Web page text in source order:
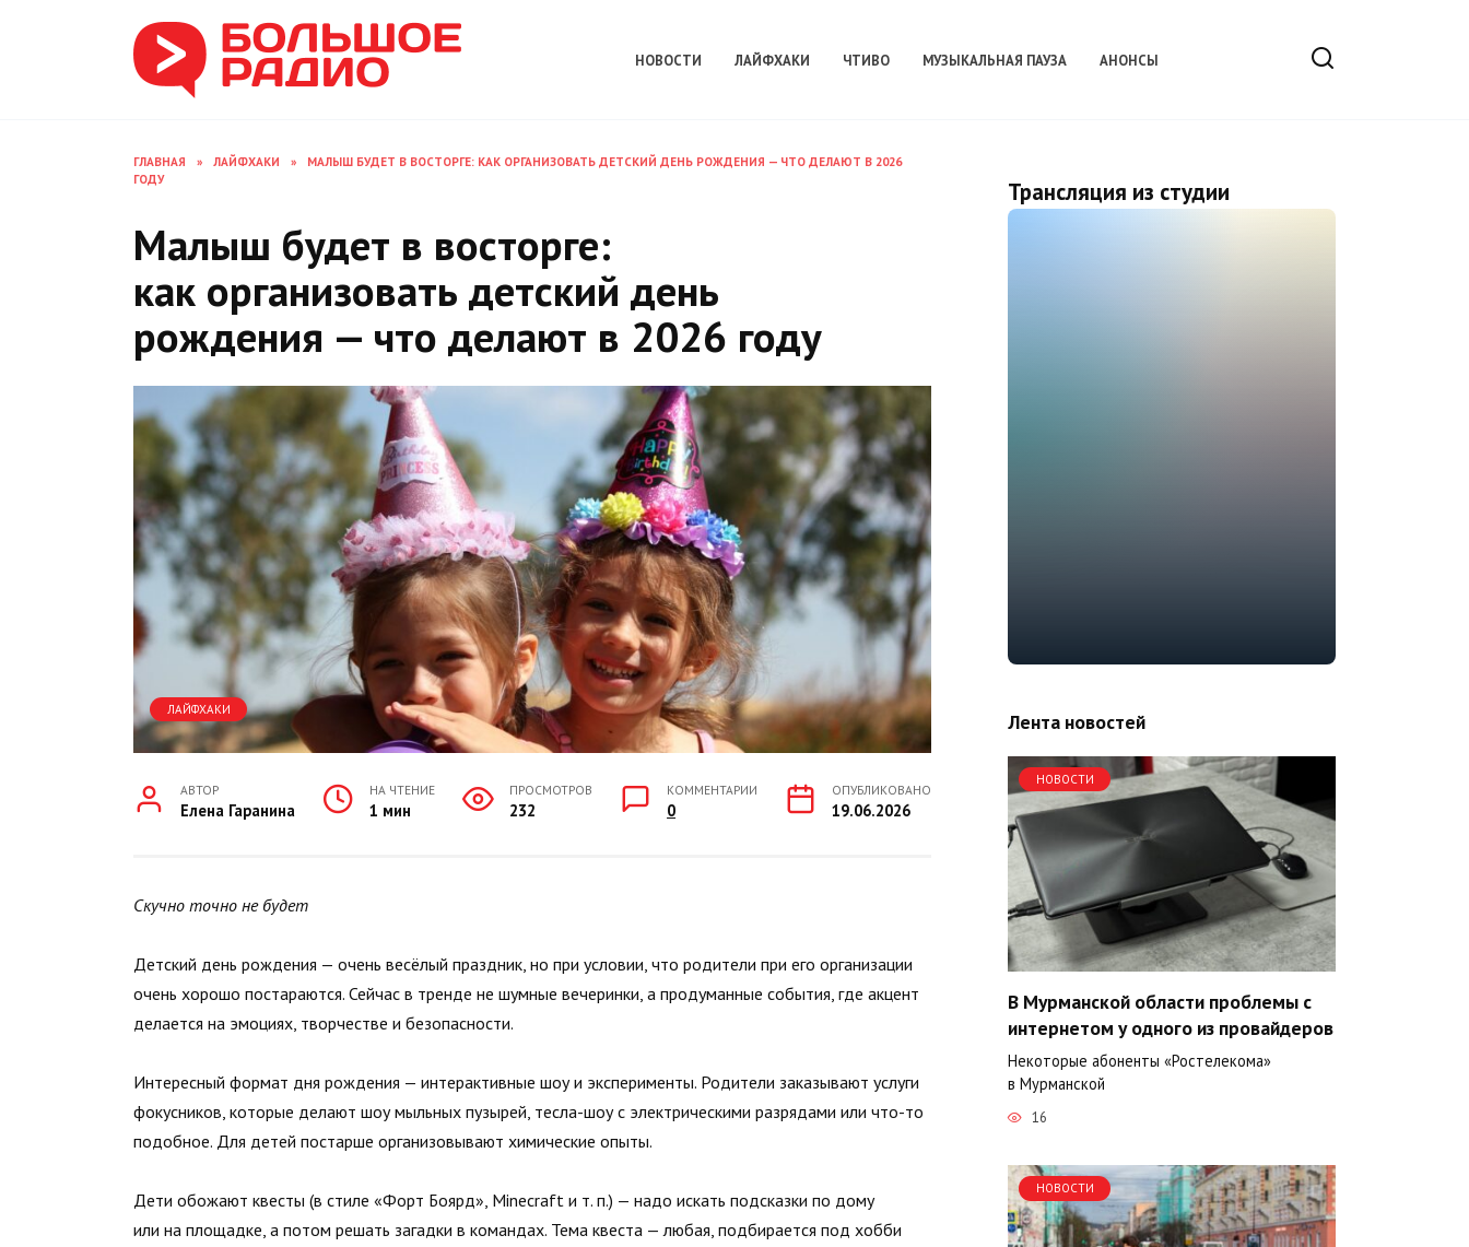
НОВОСТИ ЛАЙФХАКИ ЧТИВО МУЗЫКАЛЬНАЯ ПАУЗА АНОНСЫ
ГЛАВНАЯ » ЛАЙФХАКИ »
МАЛЫШ БУДЕТ В ВОСТОРГЕ: КАК ОРГАНИЗОВАТЬ ДЕТСКИЙ ДЕНЬ РОЖДЕНИЯ — ЧТО ДЕЛАЮТ В 2026
ГОДУ
Малыш будет в восторге:
как организовать детский день
рождения — что делают в 2026 году
ЛАЙФХАКИ
АВТОР
Елена Гаранина
НА ЧТЕНИЕ
1 мин
ПРОСМОТРОВ
232
КОММЕНТАРИИ
0
ОПУБЛИКОВАНО
19.06.2026
Скучно точно не будет
Детский день рождения — очень весёлый праздник, но при условии, что родители при его организации
очень хорошо постараются. Сейчас в тренде не шумные вечеринки, а продуманные события, где акцент
делается на эмоциях, творчестве и безопасности.
Интересный формат дня рождения — интерактивные шоу и эксперименты. Родители заказывают услуги
фокусников, которые делают шоу мыльных пузырей, тесла-шоу с электрическими разрядами или что-то
подобное. Для детей постарше организовывают химические опыты.
Дети обожают квесты (в стиле «Форт Боярд», Minecraft и т. п.) — надо искать подсказки по дому
или на площадке, а потом решать загадки в командах. Тема квеста — любая, подбирается под хобби
Трансляция из студии
Лента новостей
НОВОСТИ
В Мурманской области проблемы с
интернетом у одного из провайдеров
Некоторые абоненты «Ростелекома»
в Мурманской
16
НОВОСТИ